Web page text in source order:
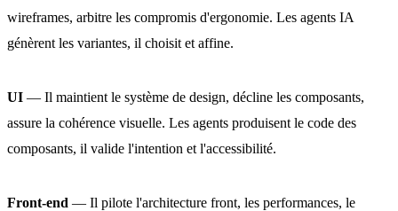
wireframes, arbitre les compromis d'ergonomie. Les agents IA
génèrent les variantes, il choisit et affine.
UI — Il maintient le système de design, décline les composants,
assure la cohérence visuelle. Les agents produisent le code des
composants, il valide l'intention et l'accessibilité.
Front-end — Il pilote l'architecture front, les performances, le